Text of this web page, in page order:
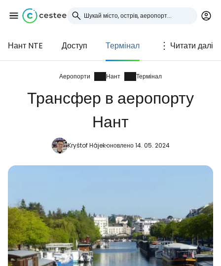
Нант NTE Доступ Термінал Читати далі
Аеропорти Нант Термінал
Трансфер в аеропорту
Нант
Kryštof Hájekоновлено 14. 05. 2024
Увійдіть до Cestee
... світова туристична спільнота
Продовжуйте з Google
Продовжуйте у Facebook